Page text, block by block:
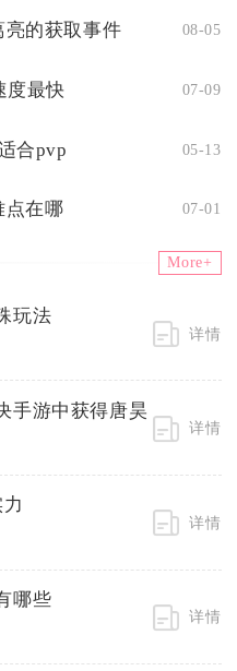
亮的获取事件 08-05
度最快 07-09
合pvp 05-13
点在哪 07-01
More+
玩法
详情
手游中获得唐昊
详情
详情
哪些
详情